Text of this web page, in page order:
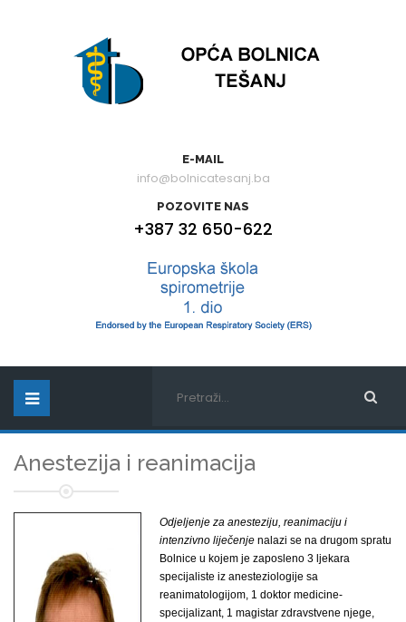
E-MAIL
info@bolnicatesanj.ba
POZOVITE NAS
+387 32 650-622
Anestezija i reanimacija
Odjeljenje za anesteziju, reanimaciju i
intenzivno liječenje nalazi se na drugom spratu
Bolnice u kojem je zaposleno 3 ljekara
specijaliste iz anesteziologije sa
reanimatologijom, 1 doktor medicine-
specijalizant, 1 magistar zdravstvene njege,